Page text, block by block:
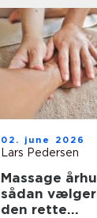
02. june 2026
Lars Pedersen
Massage
sådan
den rette